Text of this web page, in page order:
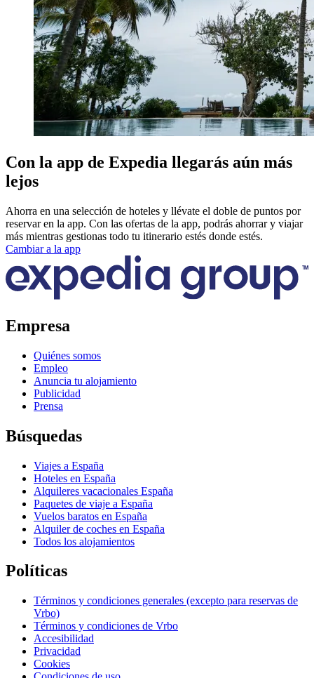
Con la app de Expedia llegarás aún más
lejos
Ahorra en una selección de hoteles y llévate el doble de puntos por
reservar en la app. Con las ofertas de la app, podrás ahorrar y viajar
más mientras gestionas todo tu itinerario estés donde estés.
Cambiar a la app
Empresa
Quiénes somos
Empleo
Anuncia tu alojamiento
Publicidad
Prensa
Búsquedas
Viajes a España
Hoteles en España
Alquileres vacacionales España
Paquetes de viaje a España
Vuelos baratos en España
Alquiler de coches en España
Todos los alojamientos
Políticas
Términos y condiciones generales (excepto para reservas de
Vrbo)
Términos y condiciones de Vrbo
Accesibilidad
Privacidad
Cookies